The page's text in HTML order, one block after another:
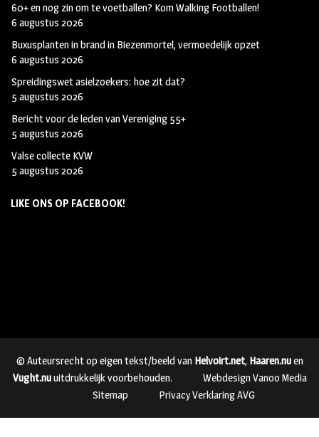
60+ en nog zin om te voetballen? Kom Walking Footballen!
6 augustus 2026
Buxusplanten in brand in Biezenmortel, vermoedelijk opzet
6 augustus 2026
Spreidingswet asielzoekers: hoe zit dat?
5 augustus 2026
Bericht voor de leden van Vereniging 55+
5 augustus 2026
Valse collecte KVW
5 augustus 2026
LIKE ONS OP FACEBOOK!
© Auteursrecht op eigen tekst/beeld van Helvoirt.net, Haaren.nuen
Vught.nuuitdrukkelijk voorbehouden.
Webdesign Vanoo Media
Sitemap
Privacy Verklaring AVG